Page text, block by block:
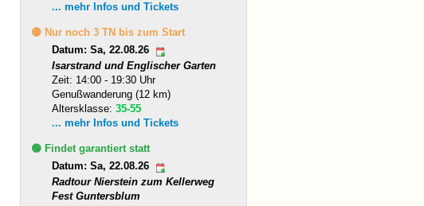
... mehr Infos und Tickets
🟡 Nur noch 3 TN bis zum Start
Datum: Sa, 22.08.26
Isarstrand und Englischer Garten
Zeit: 14:00 - 19:30 Uhr
Genußwanderung (12 km)
Altersklasse:35-55
... mehr Infos und Tickets
🟢 Findet garantiert statt
Datum: Sa, 22.08.26
Radtour Nierstein zum Kellerweg
Fest Guntersblum